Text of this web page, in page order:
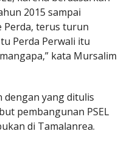
2015 sampai
Perda, terus turun
Perda Perwali itu
kata Mursalim
dengan yang ditulis
pembangunan PSEL
di Tamalanrea.